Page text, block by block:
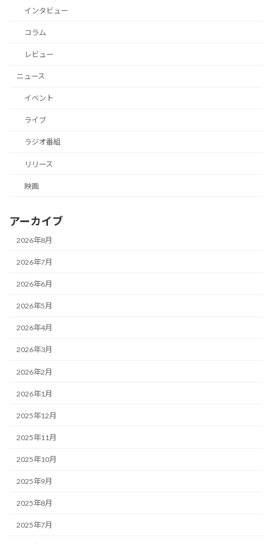
インタビュー
コラム
レビュー
ニュース
イベント
ライブ
ラジオ番組
リリース
映画
アーカイブ
2026年8月
2026年7月
2026年6月
2026年5月
2026年4月
2026年3月
2026年2月
2026年1月
2025年12月
2025年11月
2025年10月
2025年9月
2025年8月
2025年7月